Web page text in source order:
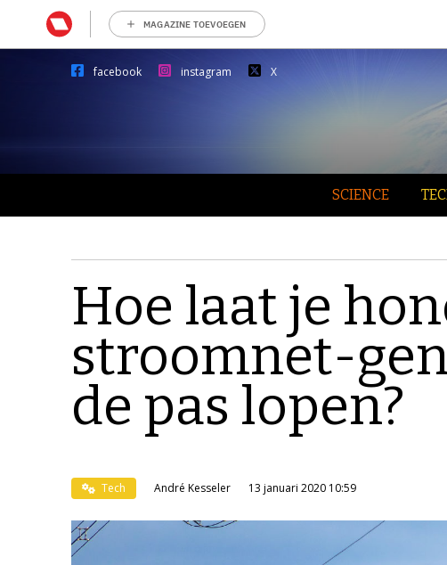
MAGAZINE TOEVOEGEN
facebook instagram X
SCIENCE
Hoe laat je
stroomnet-
de pas lopen?
Tech André Kesseler 13 januari 2020 10:59